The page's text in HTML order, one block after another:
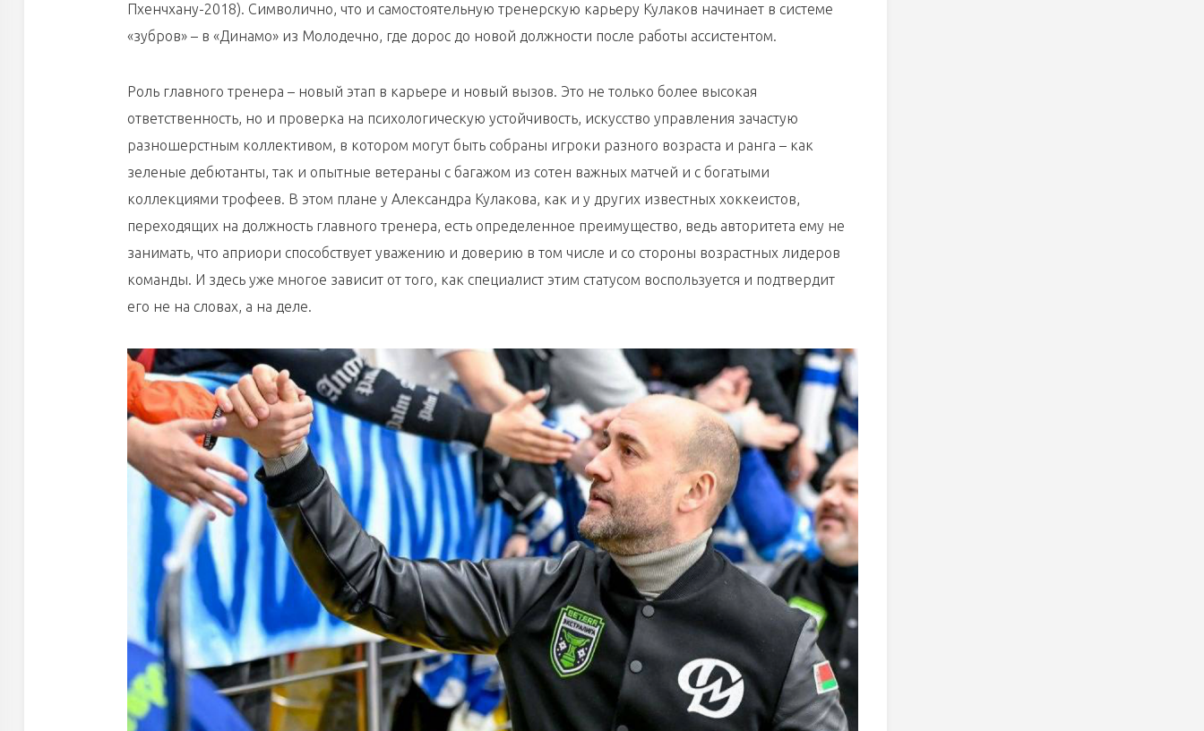
Пхенчхану-2018). Символично, что и самостоятельную тренерскую карьеру Кулаков начинает в системе
«зубров» – в «Динамо» из Молодечно, где дорос до новой должности после работы ассистентом.
Роль главного тренера – новый этап в карьере и новый вызов. Это не только более высокая
ответственность, но и проверка на психологическую устойчивость, искусство управления зачастую
разношерстным коллективом, в котором могут быть собраны игроки разного возраста и ранга – как
зеленые дебютанты, так и опытные ветераны с багажом из сотен важных матчей и с богатыми
коллекциями трофеев. В этом плане у Александра Кулакова, как и у других известных хоккеистов,
переходящих на должность главного тренера, есть определенное преимущество, ведь авторитета ему не
занимать, что априори способствует уважению и доверию в том числе и со стороны возрастных лидеров
команды. И здесь уже многое зависит от того, как специалист этим статусом воспользуется и подтвердит
его не на словах, а на деле.